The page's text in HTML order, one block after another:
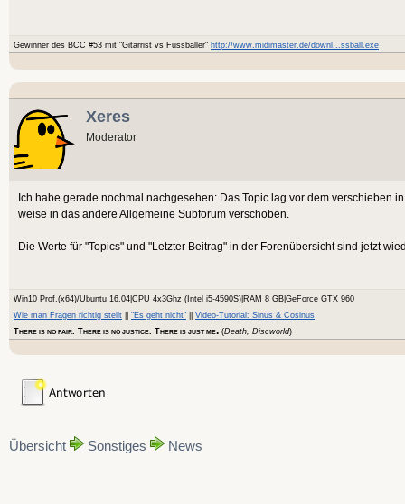
Gewinner des BCC #53 mit "Gitarrist vs Fussballer" http://www.midimaster.de/downl...ssball.exe
Xeres
Moderator
Ich habe gerade nochmal nachgesehen: Das Topic lag vor dem verschieben
weise in das andere Allgemeine Subforum verschoben.
Die Werte für "Topics" und "Letzter Beitrag" in der Forenübersicht sind jetzt
Win10 Prof.(x64)/Ubuntu 16.04|CPU 4x3Ghz (Intel i5-4590S)|RAM 8 GB|GeForce GTX 960
Wie man Fragen richtig stellt
"Es geht nicht"
Video-Tutorial: Sinus & Cosinus
THERE IS NO FAIR . THERE IS NO JUSTICE . THERE IS JUST ME. (Death, Discworld)
Übersicht Sonstiges News